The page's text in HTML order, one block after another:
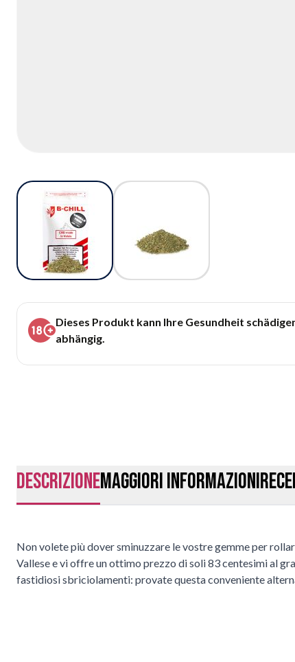
Dieses Produkt kann Ihre Gesundheit
abhängig.
DescrizioneMaggiori Informazioni
Non volete più dover sminuzzare le vostre gemme per
Vallese e vi offre un ottimo prezzo di soli 83 centesimi al
fastidiosi sbriciolamenti: provate questa conveniente